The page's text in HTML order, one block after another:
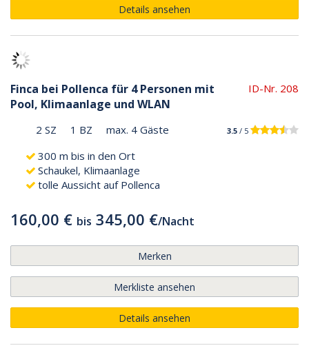
Details ansehen
Finca bei Pollenca für 4 Personen mit
Pool, Klimaanlage und WLAN
ID-Nr. 208
2 SZ 1 BZ max. 4 Gäste 3.5 / 5
300 m bis in den Ort
Schaukel, Klimaanlage
tolle Aussicht auf Pollenca
160,00 € bis 345,00 €/Nacht
Merken
Merkliste ansehen
Details ansehen